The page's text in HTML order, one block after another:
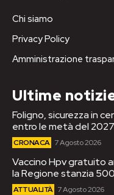
Chi siamo
Privacy Policy
Amministrazione
Ultime
Foligno, sicurezza in
entro le metà del 2027
CRONACA 7 Agosto 2026
Vaccino Hpv gratuito
la Regione stanzia
ATTUALITÀ 7 Agosto 2026